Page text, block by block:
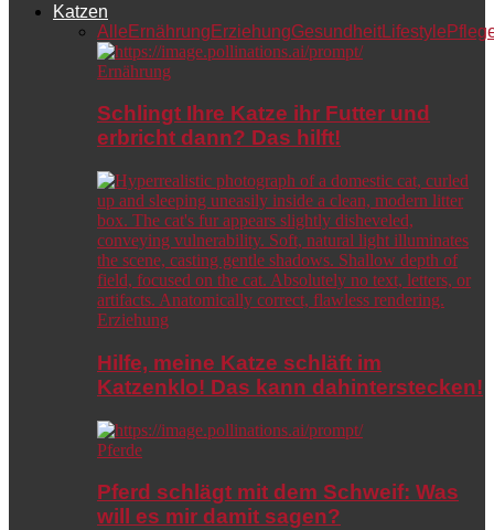
Katzen
Alle Ernährung ErziehungGesundheitLifestyle
Ernährung
Schlingt Ihre Katze ihr Futter und
erbricht dann? Das hilft!
Erziehung
Hilfe, meine Katze schläft im
Katzenklo! Das kann dahinterstecken!
Pferde
Pferd schlägt mit dem Schweif: Was
will es mir damit sagen?